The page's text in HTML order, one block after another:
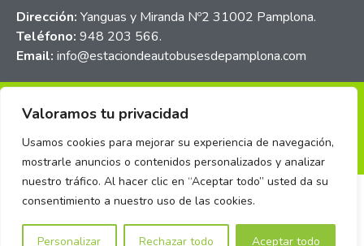
Valoramos tu privacidad
Usamos cookies para mejorar su experiencia de navegación,
mostrarle anuncios o contenidos personalizados y analizar
nuestro tráfico. Al hacer clic en “Aceptar todo” usted da su
consentimiento a nuestro uso de las cookies.
Personalizar Rechazar todo Aceptar todo
Dirección: Yanguas y Miranda Nº2 31002 Pamplona.
Teléfono: 948 203 566.
Email: info@estaciondeautobusesdepamplona.com
Sistema interno de información
& diseño BIT